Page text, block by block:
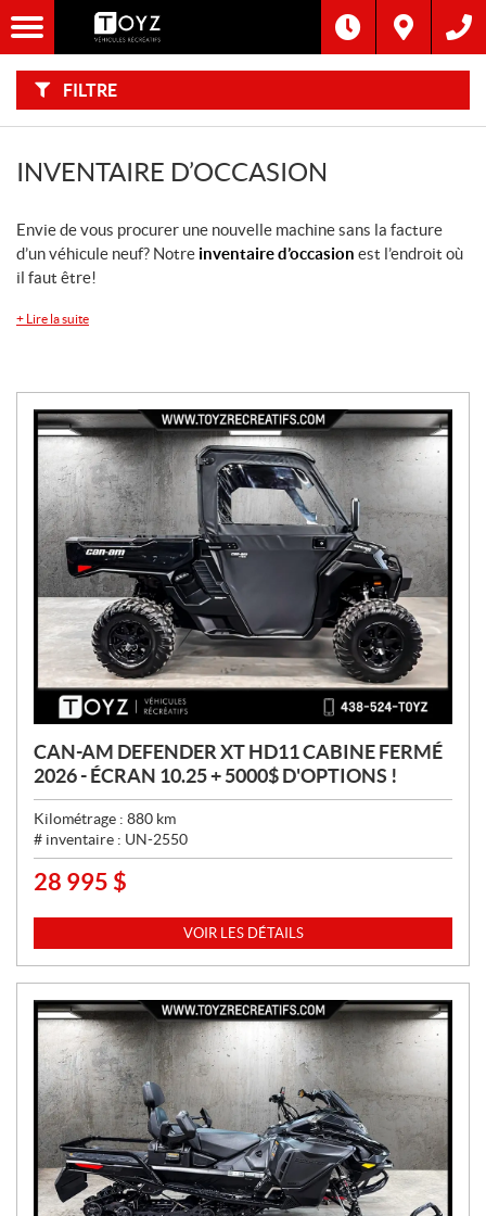
FILTRE
F
I
L
TFiltre
Catégorie
Inventaire
CHERCHER
INVENTAIRE D’OCCASION
Envie de vous procurer une nouvelle machine sans la facture
d’un véhicule neuf? Notre inventaire d’occasion est l’endroit où
il faut être!
+ Lire la suite
CAN-AM DEFENDER XT HD11 CABINE FERMÉ
2026 - ÉCRAN 10.25 + 5000$ D'OPTIONS !
Kilométrage : 880 km
# inventaire : UN-2550
P
X
:
28 995 $
VOIR LES DÉTAILS